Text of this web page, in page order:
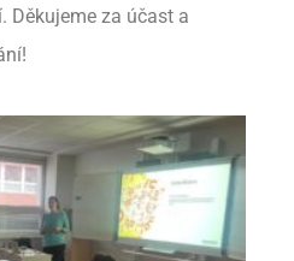
Děkujeme za účast a